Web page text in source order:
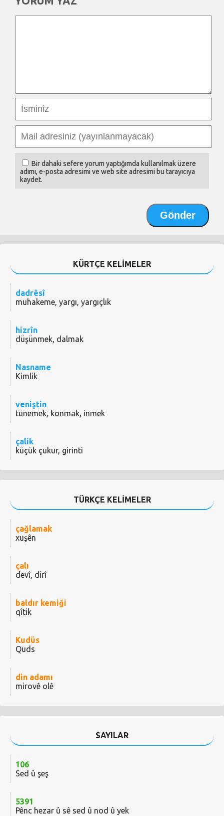
Bir dahaki sefere yorum yaptığımda kullanılmak üzere
adımı, e-posta adresimi ve web site adresimi bu tarayıcıya
kaydet.
KÜRTÇE KELİMELER
dadrêsî
muhakeme, yargı, yargıçlık
hizrîn
düşünmek, dalmak
Nasname
Kimlik
veniştin
tünemek, konmak, inmek
çalik
küçük çukur, girinti
TÜRKÇE KELİMELER
çağlamak
xuşên
çalı
devî, dirî
baldır kemiği
qîtik
Kudüs
Quds
din adamı
mirovê olê
SAYILAR
106
Sed û şeş
5391
Pênc hezar û sê sed û nod û yek